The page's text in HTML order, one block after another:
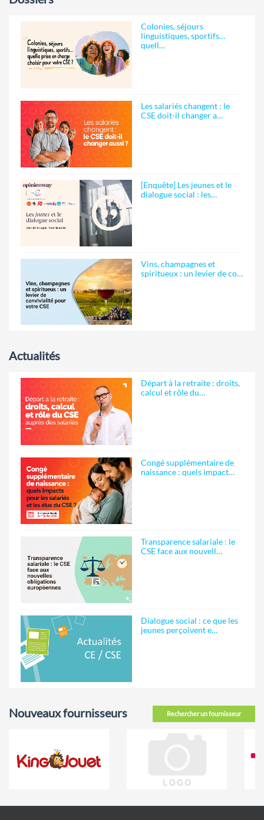
Colonies, séjours
linguistiques, sportifs…
quell…
Les salariés changent : le
CSE doit-il changer a…
[Enquête] Les jeunes et le
dialogue social : les…
Vins, champagnes et
spiritueux : un levier de co…
Actualités
Départ à la retraite : droits,
calcul et rôle du…
Congé supplémentaire de
naissance : quels impact…
Transparence salariale : le
CSE face aux nouvell…
Dialogue social : ce que les
jeunes perçoivent e…
Rechercher un fournisseur
Nouveaux fournisseurs